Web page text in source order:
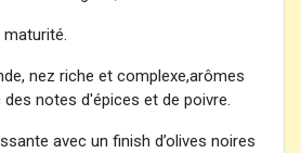
maturité.
nez riche et complexe,arômes
notes d'épices et de poivre.
avec un finish d’olives noires